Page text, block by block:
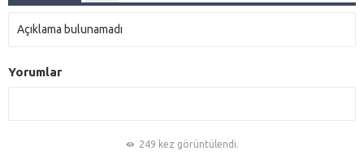
Açıklama bulunamadı
Yorumlar
249 kez görüntülendi.